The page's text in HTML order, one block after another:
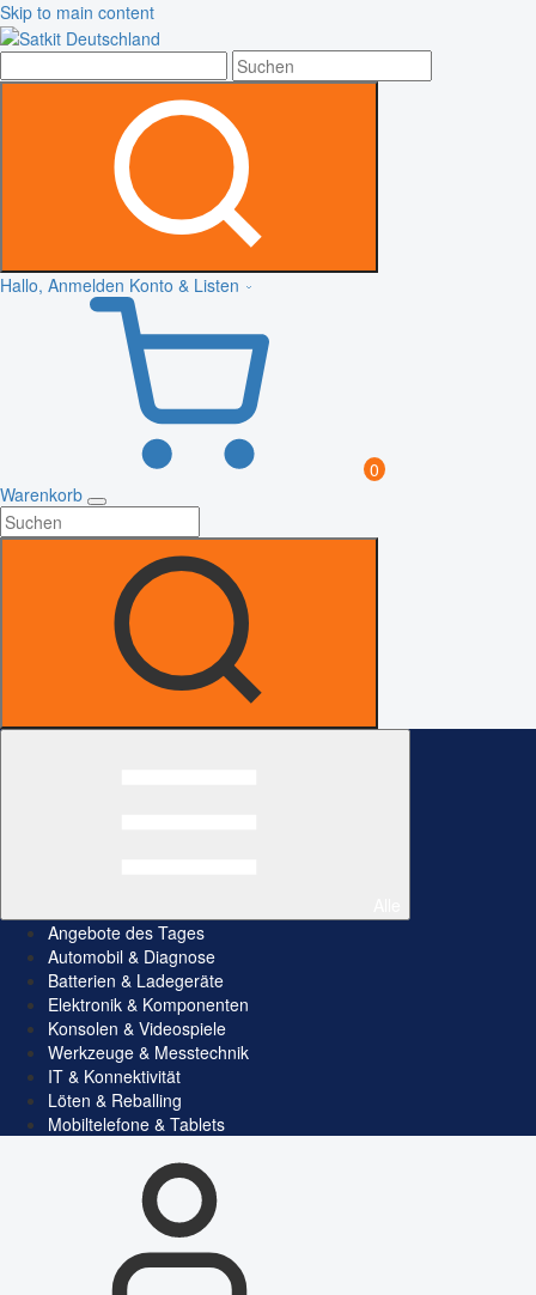
Skip to main content
Hallo, Anmelden Konto & Listen
0
Warenkorb
Angebote des Tages
Automobil & Diagnose
Batterien & Ladegeräte
Elektronik & Komponenten
Konsolen & Videospiele
Werkzeuge & Messtechnik
IT & Konnektivität
Löten & Reballing
Mobiltelefone & Tablets